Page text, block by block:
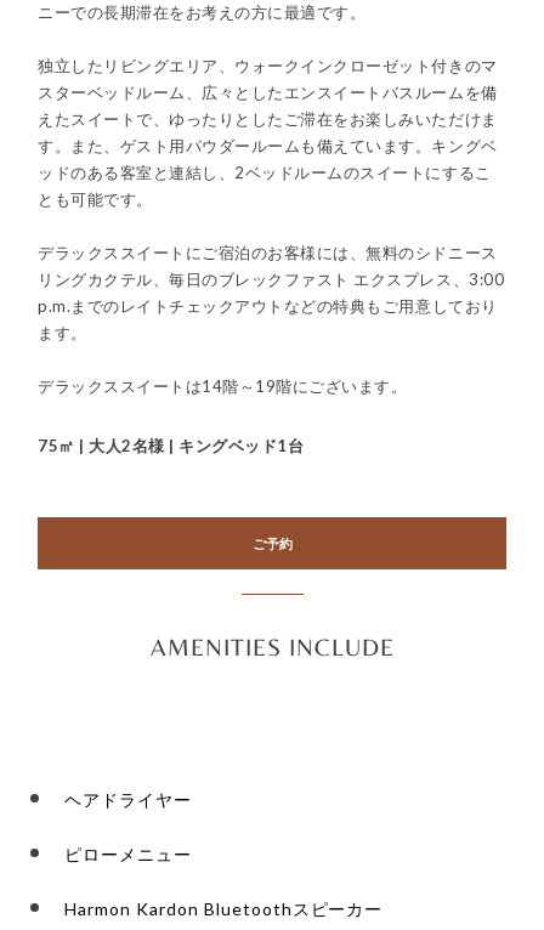
ニーでの長期滞在をお考えの方に最適です。
独立したリビングエリア、ウォークインクローゼット付きのマ
スターベッドルーム、広々としたエンスイートバスルームを備
えたスイートで、ゆったりとしたご滞在をお楽しみいただけま
す。また、ゲスト用パウダールームも備えています。キングベ
ッドのある客室と連結し、2ベッドルームのスイートにするこ
とも可能です。
デラックススイートにご宿泊のお客様には、無料のシドニース
リングカクテル、毎日のブレックファスト エクスプレス、3:00
p.m.までのレイトチェックアウトなどの特典もご用意しており
ます。
デラックススイートは14階～19階にございます。
75㎡ | 大人2名様 | キングベッド1台
ご予約
AMENITIES INCLUDE
ヘアドライヤー
ピローメニュー
Harmon Kardon Bluetoothスピーカー